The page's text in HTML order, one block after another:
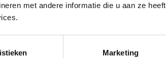
met andere informatie die u aan ze heeft
Marketing